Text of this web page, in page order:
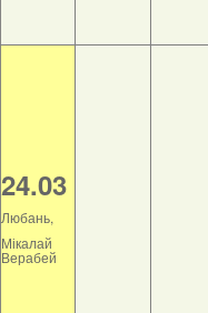
24.03
Любань,
Мікалай
Верабей